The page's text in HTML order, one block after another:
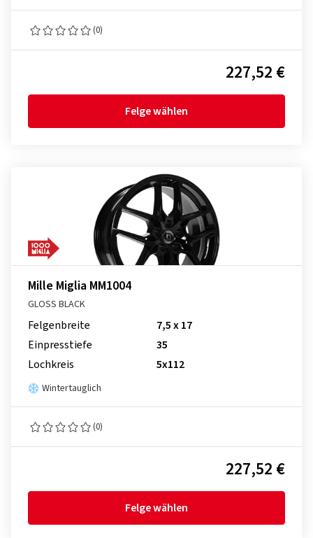
(0)
227,52 €
Felge wählen
Mille Miglia MM1004
GLOSS BLACK
Felgenbreite
7,5 x 17
Einpresstiefe
35
Lochkreis
5x112
Wintertauglich
(0)
227,52 €
Felge wählen